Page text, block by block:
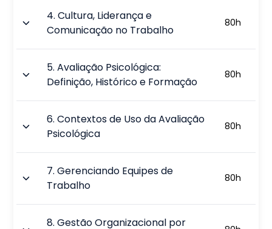
4.Cultura, Liderança e
Comunicação no Trabalho
80h
5.Avaliação Psicológica:
Definição, Histórico e Formação
80h
6.Contextos de Uso da Avaliação
Psicológica
80h
7.Gerenciando Equipes de
Trabalho
80h
8.Gestão Organizacional por